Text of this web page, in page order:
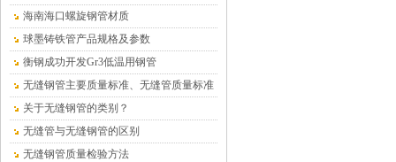
海南海口螺旋钢管材质
球墨铸铁管产品规格及参数
衡钢成功开发Gr3低温用钢管
无缝钢管主要质量标准、无缝管质量标准
关于无缝钢管的类别？
无缝管与无缝钢管的区别
无缝钢管质量检验方法